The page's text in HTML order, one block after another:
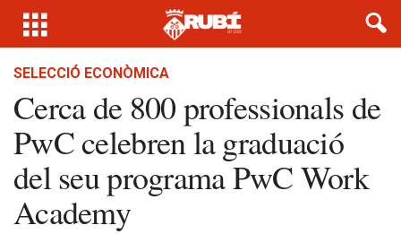
SELECCIÓ ECONÒMICA
Cerca de 800 professionals de
PwC celebren la graduació
del seu programa PwC Work
Academy